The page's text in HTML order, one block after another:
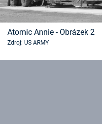
Atomic Annie - Obrázek 2
Zdroj: US ARMY